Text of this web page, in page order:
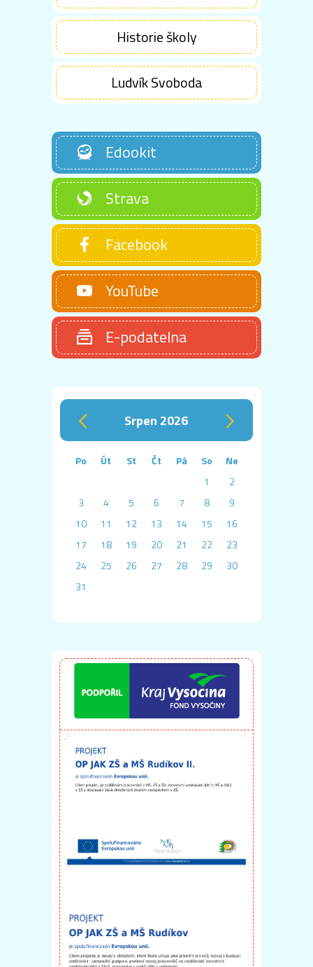
Historie školy
Ludvík Svoboda
Edookit
Strava
Facebook
YouTube
E-podatelna
‹ srpen 2026 ›
Po Út St Čt Pá So
Ne
1
2
3
4 5 6 7 8
9
10
11 12 13 14 15
16
17
18 19 20 21 22
23
24
25 26 27 28 29
30
31